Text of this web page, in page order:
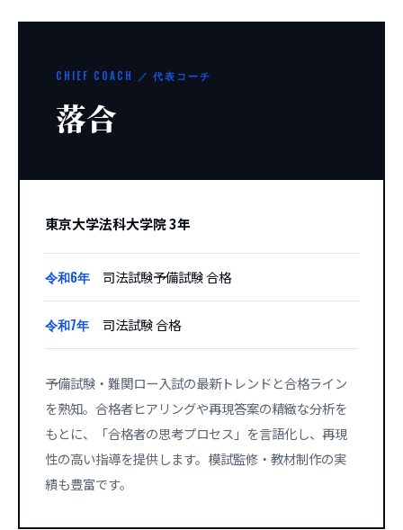
CHIEF COACH ／ 代表コーチ
落合
東京大学法科大学院 3年
令和6年 司法試験予備試験 合格
令和7年 司法試験 合格
予備試験・難関ロー入試の最新トレンドと合格ライン
を熟知。合格者ヒアリングや再現答案の精緻な分析を
もとに、「合格者の思考プロセス」を言語化し、再現
性の高い指導を提供します。模試監修・教材制作の実
績も豊富です。